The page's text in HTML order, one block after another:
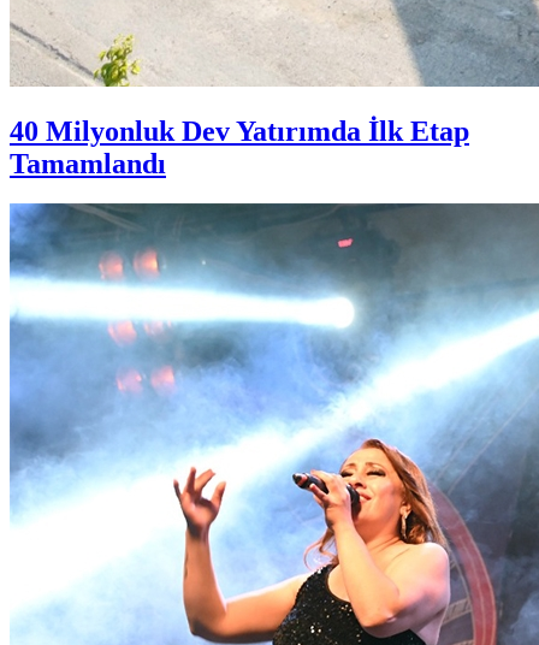
40 Milyonluk Dev Yatırımda İlk Etap
Tamamlandı